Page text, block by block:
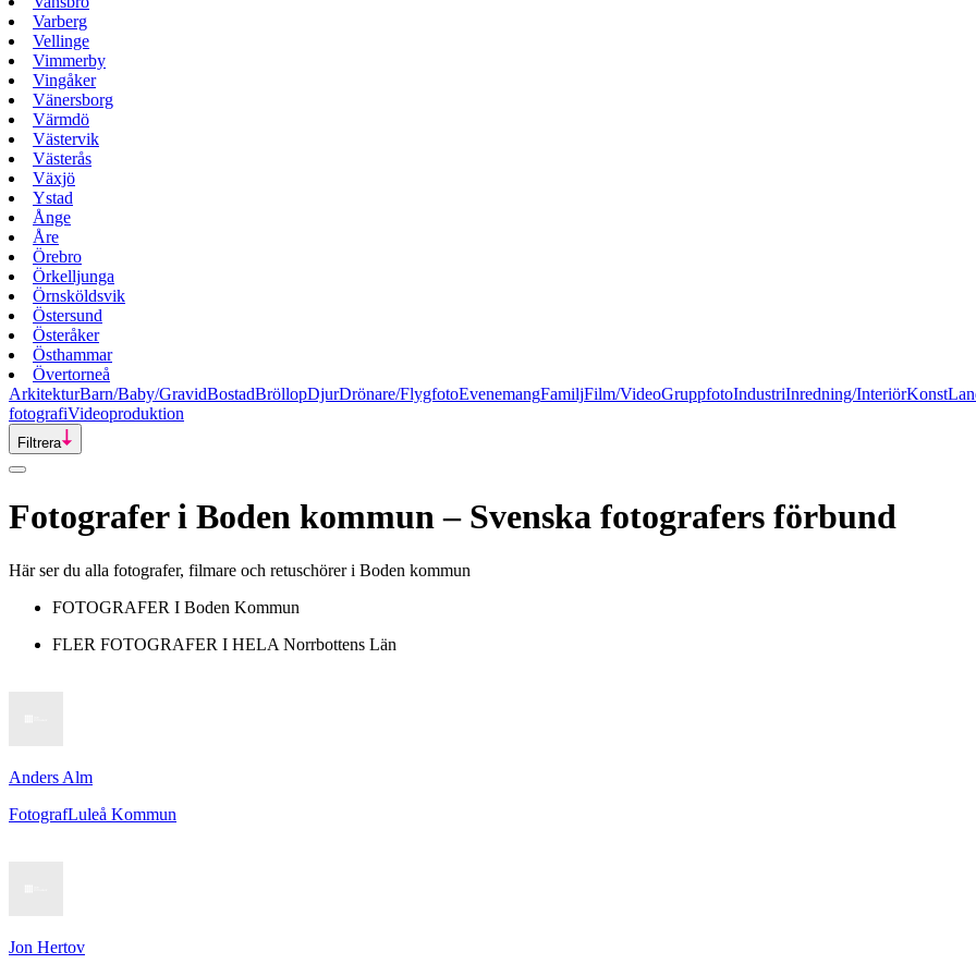
Varberg
Vellinge
Vimmerby
Vingåker
Vänersborg
Värmdö
Västervik
Västerås
Växjö
Ystad
Ånge
Åre
Örebro
Örkelljunga
Örnsköldsvik
Östersund
Österåker
Östhammar
Övertorneå
ArkitekturBarn/Baby/GravidBostadBröllopDjurDrönare/FlygfotoEvenemangFamiljFilm/VideoGruppfotoIndustriInredning/InteriörKonst
fotografiVideoproduktion
Filtrera
Fotograferi Boden kommun– Svenska fotografers förbund
Här ser du alla fotografer, filmare och retuschörer i Boden kommun
FOTOGRAFER I Boden Kommun
FLER FOTOGRAFER I HELA Norrbottens Län
Anders Alm
FotografLuleå Kommun
Jon Hertov